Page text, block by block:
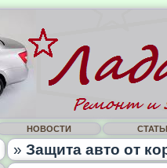
НОВОСТИ
» Защита авто от